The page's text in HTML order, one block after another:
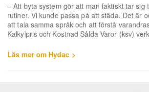
– Att byta system gör att man fak­tiskt tar sig
rutiner. Vi kunde passa på att städa. Det är
att tala samma språk och att förstå
Kalkylpris och Kostnad Sålda Varor (ksv)
Läs mer om Hydac >